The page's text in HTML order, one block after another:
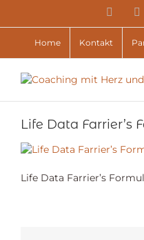
Home Kontakt
Life Data Farrier’s
Life Data Farrier’s